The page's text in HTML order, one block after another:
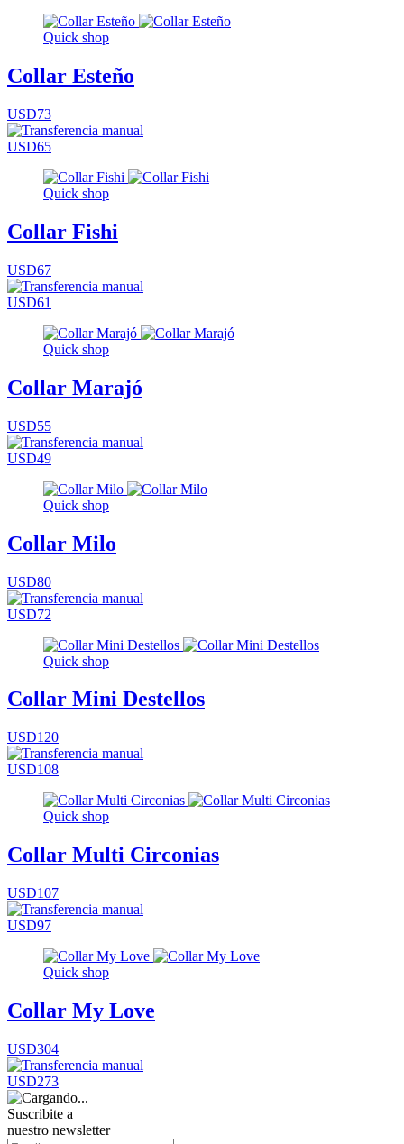
Quick shop
Collar Esteño
USD73
USD65
Quick shop
Collar Fishi
USD67
USD61
Quick shop
Collar Marajó
USD55
USD49
Quick shop
Collar Milo
USD80
USD72
Quick shop
Collar Mini Destellos
USD120
USD108
Quick shop
Collar Multi Circonias
USD107
USD97
Quick shop
Collar My Love
USD304
USD273
Suscribite a
nuestro newsletter